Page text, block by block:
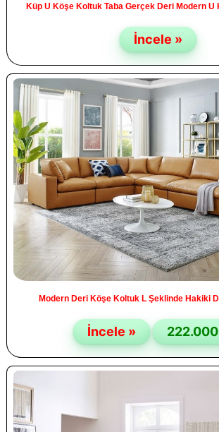
Küp U Köşe Koltuk Taba Gerçek Deri Modern U
İncele »
Modern Deri Köşe Koltuk L Şeklinde Hakiki
İncele »